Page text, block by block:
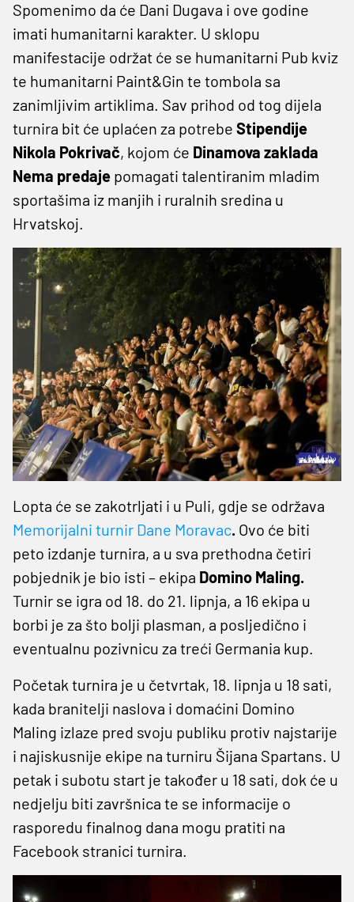
Spomenimo da će Dani Dugava i ove godine
imati humanitarni karakter. U sklopu
manifestacije održat će se humanitarni Pub kviz
te humanitarni Paint&Gin te tombola sa
zanimljivim artiklima. Sav prihod od tog dijela
turnira bit će uplaćen za potrebe Stipendije
Nikola Pokrivač, kojom će Dinamova zaklada
Nema predaje pomagati talentiranim mladim
sportašima iz manjih i ruralnih sredina u
Hrvatskoj.
Lopta će se zakotrljati i u Puli, gdje se održava
Memorijalni turnir Dane Moravac. Ovo će biti
peto izdanje turnira, a u sva prethodna četiri
pobjednik je bio isti – ekipa Domino Maling.
Turnir se igra od 18. do 21. lipnja, a 16 ekipa u
borbi je za što bolji plasman, a posljedično i
eventualnu pozivnicu za treći Germania kup.
Početak turnira je u četvrtak, 18. lipnja u 18 sati,
kada branitelji naslova i domaćini Domino
Maling izlaze pred svoju publiku protiv najstarije
i najiskusnije ekipe na turniru Šijana Spartans. U
petak i subotu start je također u 18 sati, dok će u
nedjelju biti završnica te se informacije o
rasporedu finalnog dana mogu pratiti na
Facebook stranici turnira.